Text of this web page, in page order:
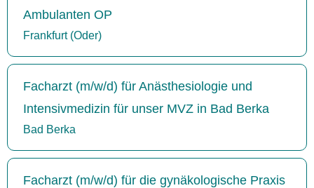
Ambulanten OP
Frankfurt (Oder)
Facharzt (m/w/d) für Anästhesiologie und
Intensivmedizin für unser MVZ in Bad Berka
Bad Berka
Facharzt (m/w/d) für die gynäkologische Praxis